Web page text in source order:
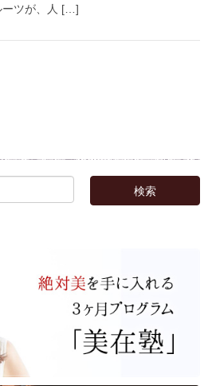
ーツが、人 […]